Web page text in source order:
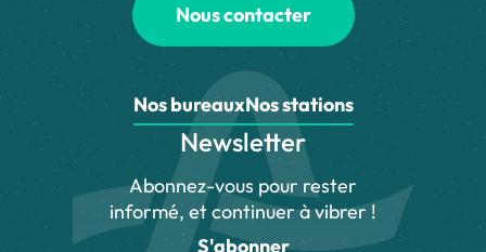
Nous contacter
Nos bureauxNos stations
Newsletter
Abonnez-vous pour rester
informé, et continuer à vibrer !
S'abonner